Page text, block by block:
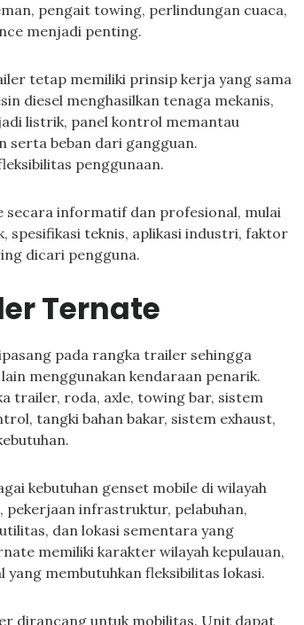
pengait towing, perlindungan cuaca,
menjadi penting.
tetap memiliki prinsip kerja yang sama
diesel menghasilkan tenaga mekanis,
listrik, panel kontrol memantau
serta beban dari gangguan.
penggunaan.
informatif dan profesional, mulai
spesifikasi teknis, aplikasi industri, faktor
dicari pengguna.
Ternate
pada rangka trailer sehingga
menggunakan kendaraan penarik.
trailer, roda, axle, towing bar, sistem
tangki bahan bakar, sistem exhaust,
kebutuhan genset mobile di wilayah
infrastruktur, pelabuhan,
dan lokasi sementara yang
memiliki karakter wilayah kepulauan,
membutuhkan fleksibilitas lokasi.
dirancang untuk mobilitas. Unit dapat